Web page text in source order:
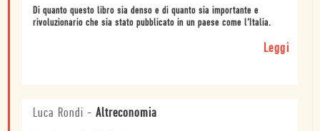
Di quanto questo libro sia denso e di quanto sia importante e
rivoluzionario che sia stato pubblicato in un paese come l’Italia.
Leggi
Luca Rondi - Altreconomia